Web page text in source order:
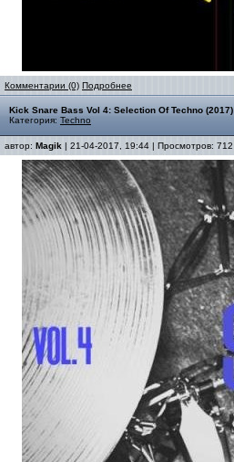
Комментарии (0) Подробнее
Kick Snare Bass Vol 4: Selection Of Techno (2017)
Категория: Techno
автор: Magik | 21-04-2017, 19:44 | Просмотров: 712